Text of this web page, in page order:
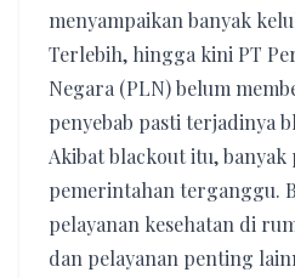
menyampaikan banyak
Terlebih, hingga kini PT
Negara (PLN) belum
penyebab pasti terjadinya
Akibat blackout itu, banyak
pemerintahan terganggu.
pelayanan kesehatan di
dan pelayanan penting